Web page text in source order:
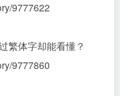
9777622
繁体字却能看懂？
9777860